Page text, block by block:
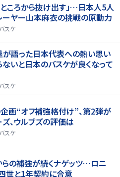
ころから抜け出す」…日本人5人
ーヤー山本麻衣の挑戦の原動力
バスケ
が語った日本代表への熱い思い
ないと日本のバスケが良くなって
バスケ
画“オフ補強格付け”、第2弾が
、ウルブズの評価は
バスケ
の補強が続くナゲッツ…ロニ
世と1年契約に合意